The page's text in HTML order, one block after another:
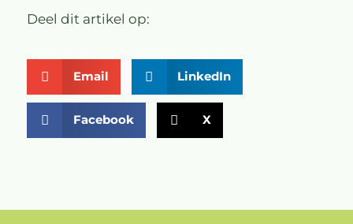
Deel dit artikel op:
Email LinkedIn
Facebook X